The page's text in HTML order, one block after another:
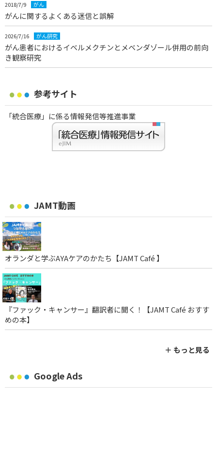
2018/7/9 がん
がんに関するよくある迷信と誤解
2026/7/16 がん研究
がん患者におけるイベルメクチンとメベンダゾール併用の前向
き観察研究
参考サイト
「統合医療」に係る情報発信等推進事業
JAMT動画
オランダと学ぶAYAケアのかたち【JAMT Café 】
『ファック・キャンサー』翻訳者に聞く！【JAMT Café おすす
めの本】
＋ もっと見る
Google Ads